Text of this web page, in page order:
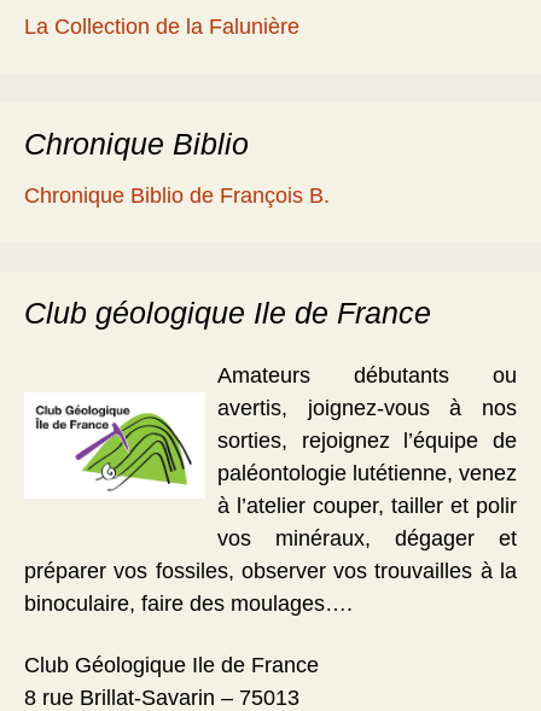
La Collection de la Falunière
Chronique Biblio
Chronique Biblio de François B.
Club géologique Ile de France
Amateurs débutants ou
avertis, joignez-vous à nos
sorties, rejoignez l’équipe de
paléontologie lutétienne, venez
à l’atelier couper, tailler et polir
vos minéraux, dégager et
préparer vos fossiles, observer vos trouvailles à la
binoculaire, faire des moulages….
Club Géologique Ile de France
8 rue Brillat-Savarin – 75013